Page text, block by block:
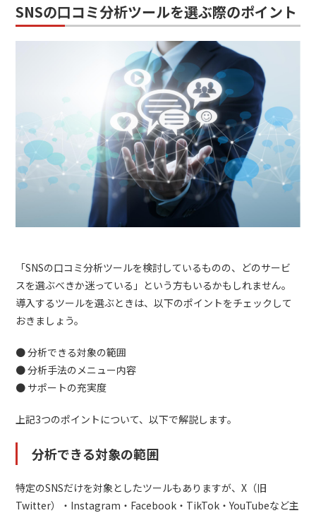
SNSの口コミ分析ツールを選ぶ際のポイント
「SNSの口コミ分析ツールを検討しているものの、どのサービ
スを選ぶべきか迷っている」という方もいるかもしれません。
導入するツールを選ぶときは、以下のポイントをチェックして
おきましょう。
● 分析できる対象の範囲
● 分析手法のメニュー内容
● サポートの充実度
上記3つのポイントについて、以下で解説します。
分析できる対象の範囲
特定のSNSだけを対象としたツールもありますが、X（旧
Twitter）・Instagram・Facebook・TikTok・YouTubeなど主